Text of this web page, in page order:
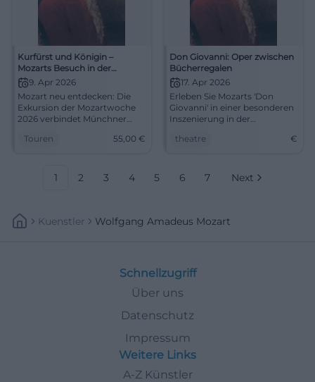
Kurfürst und Königin –
Mozarts Besuch in der
Residenz München und die
Orgelsammlung in Schloss
Valley | Mozartwoche 2026
9. Apr 2026
Mozart neu entdecken: Die
Exkursion der Mozartwoche
2026 verbindet Münchner
echte Kulturgeschichte. Jetzt
Touren 55,00 €
Don Giovanni: Oper zwischen
Bücherregalen
17. Apr 2026
Erleben Sie Mozarts 'Don
Giovanni' in einer besonderen
Inszenierung in der
theatre
€
1 2 3 4 5 6 7 Next
Kuenstler Wolfgang Amadeus Mozart
Schnellzugriff
Über uns
Datenschutz
Impressum
Weitere Links
A-Z Künstler